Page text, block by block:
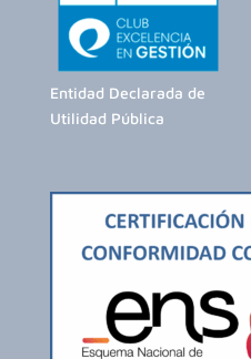
Entidad Declarada de
Utilidad Pública